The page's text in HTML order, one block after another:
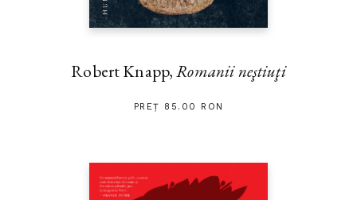
Robert Knapp,Romanii neştiuţi
PREȚ 85.00 RON